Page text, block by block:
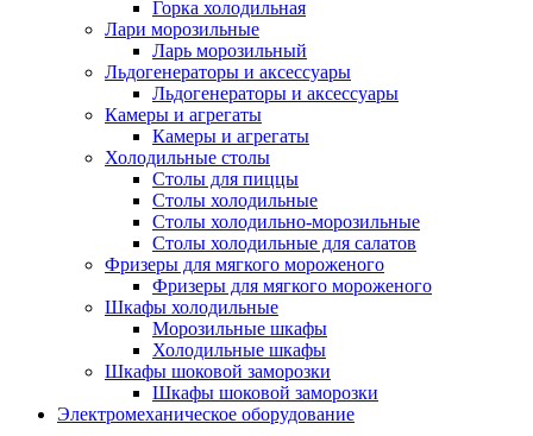
Горка холодильная
Лари морозильные
Ларь морозильный
Льдогенераторы и аксессуары
Льдогенераторы и аксессуары
Камеры и агрегаты
Камеры и агрегаты
Холодильные столы
Столы для пиццы
Столы холодильные
Столы холодильно-морозильные
Столы холодильные для салатов
Фризеры для мягкого мороженого
Фризеры для мягкого мороженого
Шкафы холодильные
Mорозильные шкафы
Холодильные шкафы
Шкафы шоковой заморозки
Шкафы шоковой заморозки
Электромеханическое оборудование